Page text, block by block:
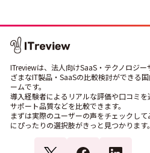
ITreviewは、法人向けSaaS・テクノロジ
ざまなIT製品・SaaSの比較検討ができる
ームです。
導入経験者によるリアルな評価や口コミを
サポート品質などを比較できます。
まずは実際のユーザーの声をチェックし
にぴったりの選択肢がきっと見つかります。